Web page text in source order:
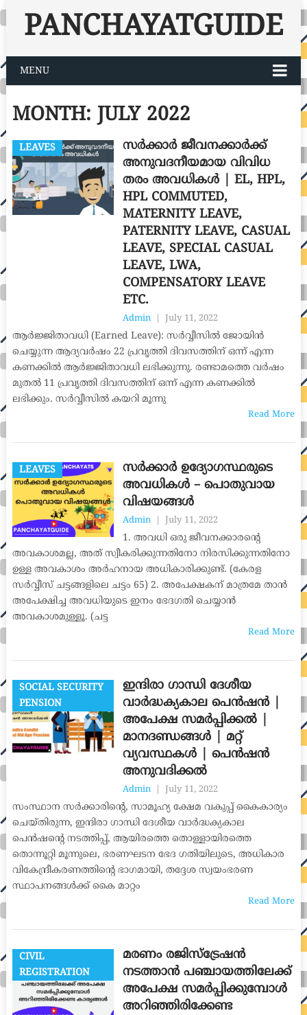
PANCHAYATGUIDE
MENU
MONTH: JULY 2022
LEAVES
സർക്കാർ ജീവനക്കാർക്ക്
അനുവദനീയമായ വിവിധ
തരം അവധികൾ | EL, HPL,
HPL COMMUTED,
MATERNITY LEAVE,
PATERNITY LEAVE, CASUAL
LEAVE, SPECIAL CASUAL
LEAVE, LWA,
COMPENSATORY LEAVE
ETC.
Admin July 11, 2022
ആർജ്ജിതാവധി (Earned Leave): സർവ്വീസിൽ ജോയിൻ
ചെയ്യുന്ന ആദ്യവർഷം 22 പ്രവൃത്തി ദിവസത്തിന് ഒന്ന് എന്ന
കണക്കിൽ ആർജ്ജിതാവധി ലഭിക്കുന്നു. രണ്ടാമത്തെ വർഷം
മുതൽ 11 പ്രവൃത്തി ദിവസത്തിന് ഒന്ന് എന്ന കണക്കിൽ
ലഭിക്കും. സർവ്വീസിൽ കയറി മൂന്നു
Read More
LEAVES
സർക്കാർ ഉദ്യോഗസ്ഥരുടെ
അവധികൾ – പൊതുവായ
വിഷയങ്ങൾ
Admin July 11, 2022
1. അവധി ഒരു ജീവനക്കാരന്റെ
അവകാശമല്ല, അത് സ്വീകരിക്കുന്നതിനോ നിരസിക്കുന്നതിനോ
ഉള്ള അവകാശം അർഹനായ അധികാരിക്കുണ്ട്. (കേരള
സർവ്വീസ് ചട്ടങ്ങളിലെ ചട്ടം 65) 2. അപേക്ഷകന് മാത്രമേ താൻ
അപേക്ഷിച്ച അവധിയുടെ ഇനം ഭേദഗതി ചെയ്യാൻ
അവകാശമുള്ളൂ. (ചട്ട
Read More
SOCIAL SECURITY
PENSION
ഇന്ദിരാ ഗാന്ധി ദേശീയ
വാര്‍ദ്ധക്യകാല പെന്‍ഷന്‍ |
അപേക്ഷ സമർപ്പിക്കൽ |
മാനദണ്ഡങ്ങൾ | മറ്റ്
വ്യവസ്ഥകൾ | പെൻഷൻ
അനുവദിക്കൽ
Admin July 11, 2022
സംസ്ഥാന സര്‍ക്കാരിന്റെ, സാമൂഹ്യ ക്ഷേമ വകുപ്പ് കൈകാര്യം
ചെയ്തിരുന്ന, ഇന്ദിരാ ഗാന്ധി ദേശീയ വാര്‍ദ്ധക്യകാല
പെന്‍ഷന്റെ നടത്തിപ്പ്, ആയിരത്തെ തൊള്ളായിരത്തെ
തൊന്നൂറ്റി മൂന്നുലെ, ഭരണഘടന ഭേദ ഗതിയിലുടെ, അധികാര
വികേന്ദ്രീകരണത്തിന്റെ ഭാഗമായി, തദ്ദേശ സ്വയംഭരണ
സ്ഥാപനങ്ങള്‍ക്ക് കൈ മാറ്റം
Read More
CIVIL
REGISTRATION
മരണം രജിസ്ട്രേഷൻ
നടത്താൻ പഞ്ചായത്തിലേക്ക്
അപേക്ഷ സമർപ്പിക്കുമ്പോൾ
അറിഞ്ഞിരിക്കേണ്ട